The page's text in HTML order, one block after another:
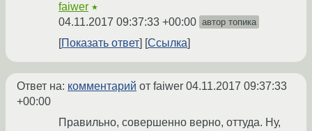
faiwer ★
04.11.2017 09:37:33 +00:00 автор топика
Показать ответ Ссылка
Ответ на: комментарий от faiwer 04.11.2017 09:37:33
+00:00
Правильно, совершенно верно, оттуда. Ну,